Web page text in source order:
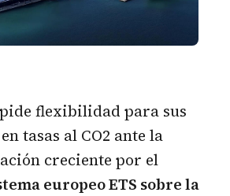
flexibilidad para sus
en tasas al CO2 ante la
creciente por el
europeo ETS sobre la